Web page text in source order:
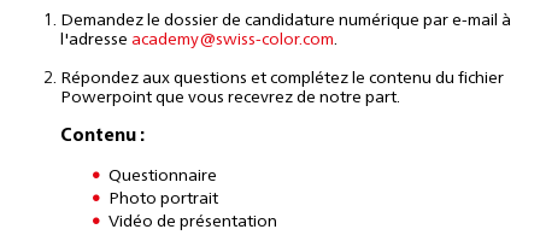
Demandez le dossier de candidature numérique par e-mail à
l'adresse academy@swiss-color.com.
Répondez aux questions et complétez le contenu du fichier
Powerpoint que vous recevrez de notre part.
Contenu :
Questionnaire
Photo portrait
Vidéo de présentation